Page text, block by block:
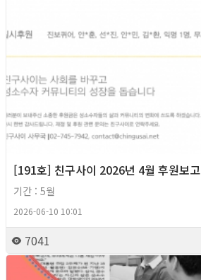
[191호] 친구사이 2026년 4월 후원보고
기간 : 5월
2026-06-10 10:01
7041